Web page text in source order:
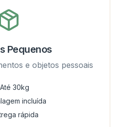
Pequenos
e objetos pessoais
Até 30kg
incluída
rápida